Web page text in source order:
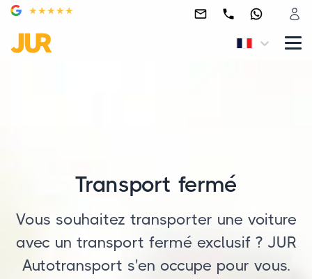
Transport fermé
Vous souhaitez transporter une voiture
avec un transport fermé exclusif ? JUR
Autotransport s'en occupe pour vous.